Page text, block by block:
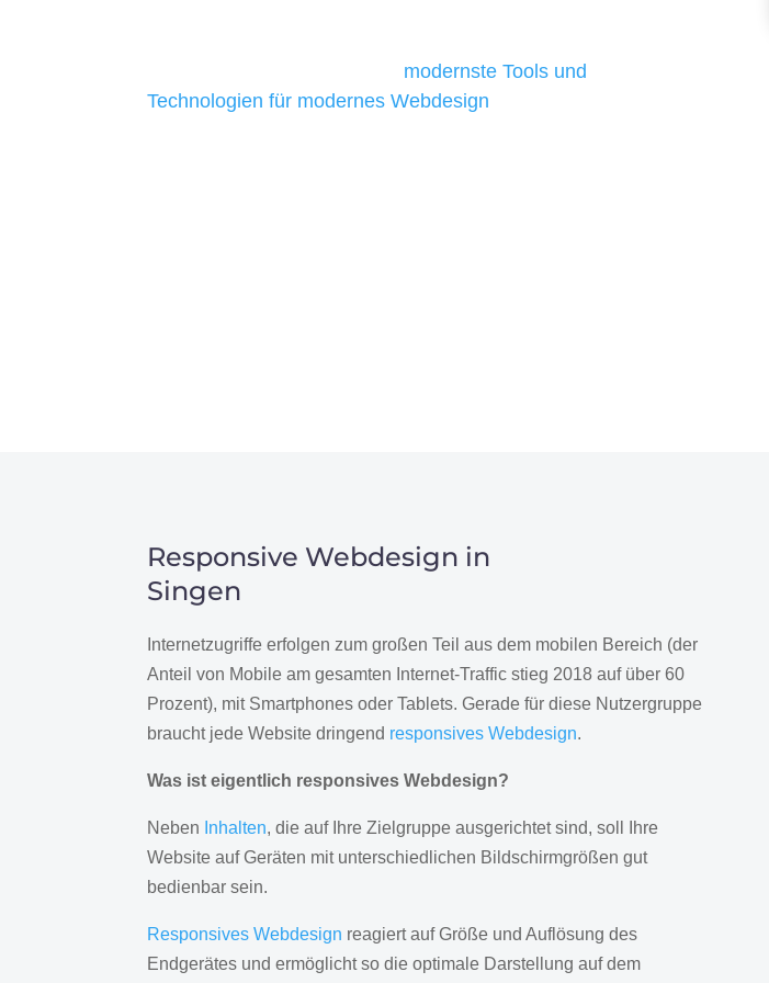
modernste Tools und
Technologien für modernes Webdesign
Responsive Webdesign in
Singen
Internetzugriffe erfolgen zum großen Teil aus dem mobilen Bereich (der
Anteil von Mobile am gesamten Internet-Traffic stieg 2018 auf über 60
Prozent), mit Smartphones oder Tablets. Gerade für diese Nutzergruppe
braucht jede Website dringend responsives Webdesign.
Was ist eigentlich responsives Webdesign?
Neben Inhalten, die auf Ihre Zielgruppe ausgerichtet sind, soll Ihre
Website auf Geräten mit unterschiedlichen Bildschirmgrößen gut
bedienbar sein.
Responsives Webdesign reagiert auf Größe und Auflösung des
Endgerätes und ermöglicht so die optimale Darstellung auf dem